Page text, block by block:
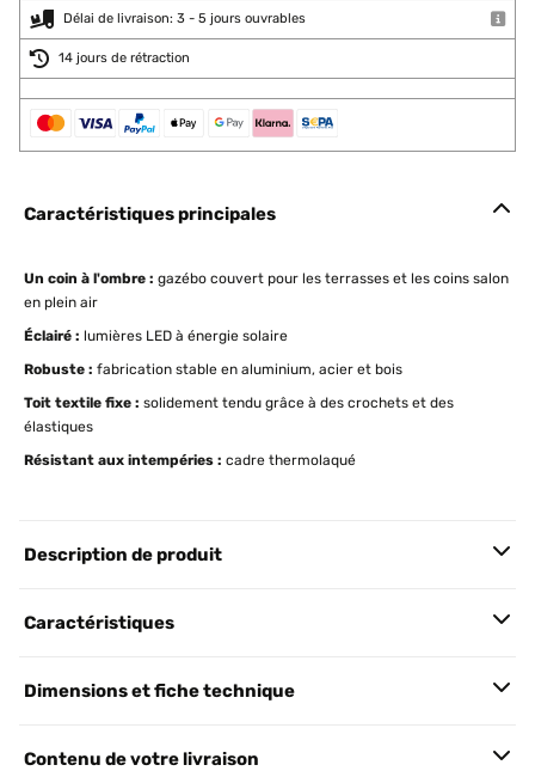
Délai de livraison: 3 - 5 jours ouvrables
14 jours de rétraction
Caractéristiques principales
Un coin à l'ombre : gazébo couvert pour les terrasses et les coins salon
en plein air
Éclairé : lumières LED à énergie solaire
Robuste : fabrication stable en aluminium, acier et bois
Toit textile fixe : solidement tendu grâce à des crochets et des
élastiques
Résistant aux intempéries : cadre thermolaqué
Description de produit
Caractéristiques
Dimensions et fiche technique
Contenu de votre livraison